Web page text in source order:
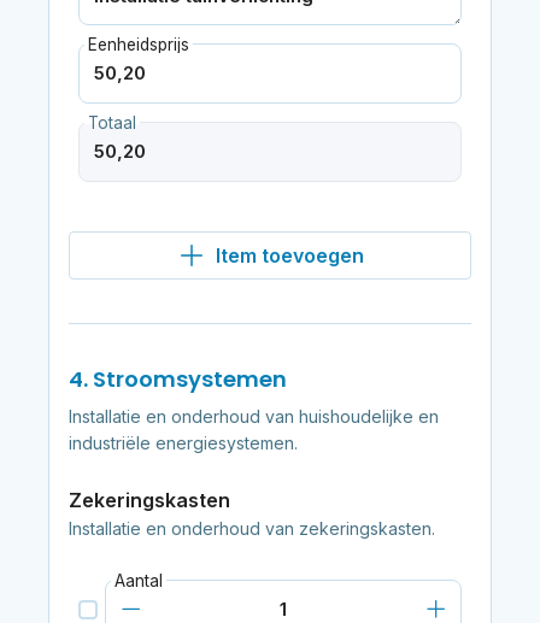
Eenheidsprijs
Totaal
Item toevoegen
4. Stroomsystemen
Installatie en onderhoud van huishoudelijke en
industriële energiesystemen.
Zekeringskasten
Installatie en onderhoud van zekeringskasten.
Aantal